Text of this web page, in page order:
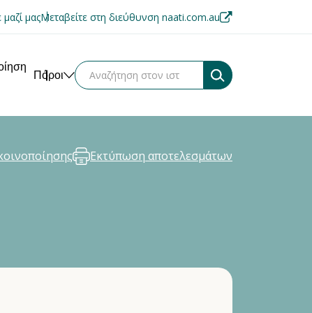
μαςΜεταβείτε στη διεύθυνση naati.com.au
Πόροι
Εκτύπωση αποτελεσμάτων